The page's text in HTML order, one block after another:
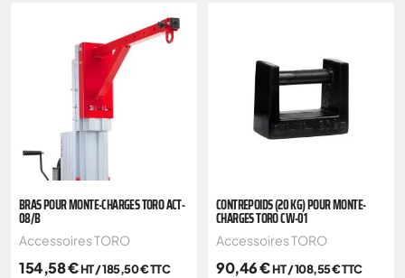
BRAS POUR MONTE-CHARGES TORO ACT-
08/B
Accessoires TORO
154,58€HT /185,50€TTC
CONTREPOIDS (20 KG) POUR MONTE-
CHARGES TORO CW-01
Accessoires TORO
90,46€HT /108,55€TTC